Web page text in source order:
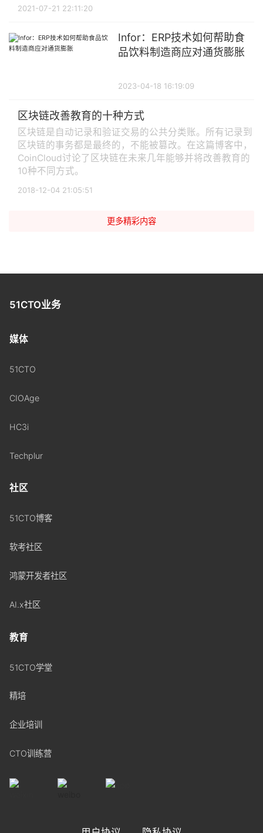
2021-07-21 22:11:20
Infor：ERP技术如何帮助食
品饮料制造商应对通货膨胀
2023-04-18 16:19:09
区块链改善教育的十种方式
区块链是自动记录和验证交易的公共分类账。所有记录到
区块链的事务都是最终的，不能被篡改。在这篇博客中，
CoinCloud讨论了区块链在未来几年能够并将改善教育的
10种不同方式。
2018-12-04 21:05:51
更多精彩内容
51CTO业务
媒体
51CTO
CIOAge
HC3i
Techplur
社区
51CTO博客
软考社区
鸿蒙开发者社区
AI.x社区
教育
51CTO学堂
精培
企业培训
CTO训练营